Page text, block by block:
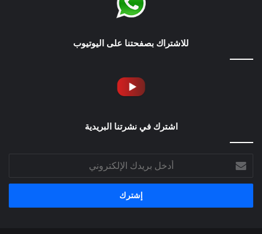
للاشتراك بصفحتنا على اليوتيوب
اشترك في نشرتنا البريدية
بريدك
الإلكتروني